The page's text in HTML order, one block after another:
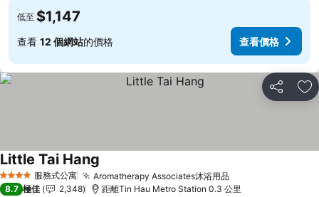
低至 $1,147
查看 12 個網站的價格 查看價格
分享 放
4 星級 服務式公寓 Aromatherapy Associates沐浴用品
Little Tai Hang
8.7 極佳 2,348 距離Tin Hau Metro Station 0.3 公里